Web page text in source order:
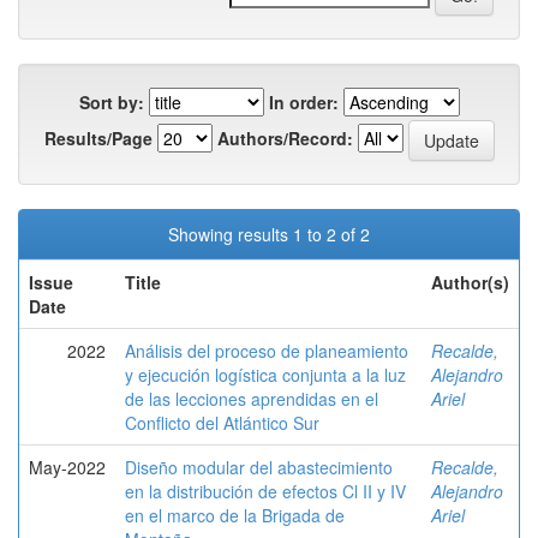
Sort by:
In order:
Results/Page
Authors/Record:
Showing results 1 to 2 of 2
Issue
Date
Title Author(s)
2022
Análisis del proceso de planeamiento
y ejecución logística conjunta a la luz
de las lecciones aprendidas en el
Conflicto del Atlántico Sur
Recalde,
Alejandro
Ariel
May-2022
Diseño modular del abastecimiento
en la distribución de efectos Cl II y IV
en el marco de la Brigada de
Recalde,
Alejandro
Ariel